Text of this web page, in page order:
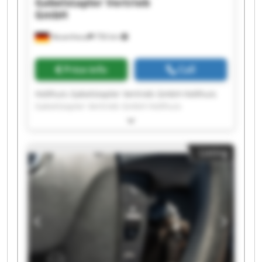
Neuenhaus 756 km
GmbH
Price info Call
Holthuis Gabelstapler Vertrieb GmbH Holthuis
Gabelstapler Vertrieb GmbH Holthuis
Gabelstapler Vertrieb GmbH Holthuis
Gabelstapler Vertrieb GmbH Holthuis
Gabelstapler Vertrieb GmbH Holthuis
Gabelstapler Vertrieb GmbH Holthuis
Gabelstapler Vertrieb GmbH Holthuis
Gabelstapler Vertrieb GmbH Holthuis
Gabelstapler Vertrieb GmbH Holthuis
Gabelstapler Vertrieb GmbH Holthuis
Gabelstapler Vertrieb GmbH Holthuis
Listing